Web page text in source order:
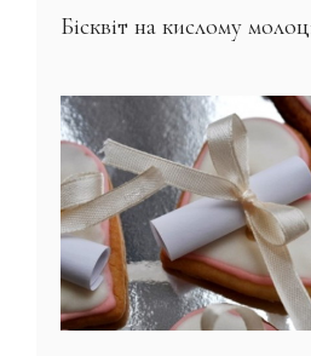
Бісквіт на кислому